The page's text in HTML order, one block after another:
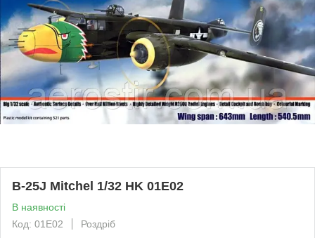
B-25J Mitchel 1/32 HK 01E02
В наявності
Код: 01E02
Роздріб